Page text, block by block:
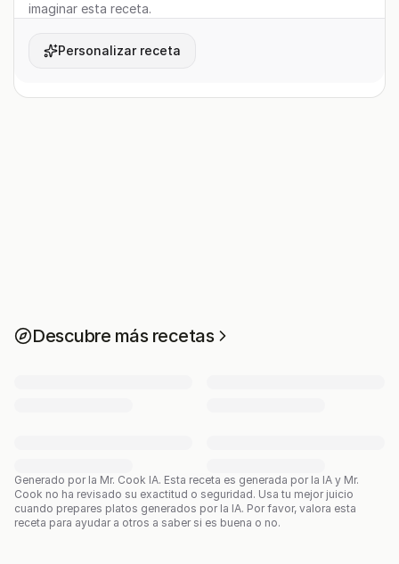
imaginar esta receta.
Personalizar receta
Descubre más recetas
Generado por la Mr. Cook IA. Esta receta es generada por la IA y Mr.
Cook no ha revisado su exactitud o seguridad. Usa tu mejor juicio
cuando prepares platos generados por la IA. Por favor, valora esta
receta para ayudar a otros a saber si es buena o no.